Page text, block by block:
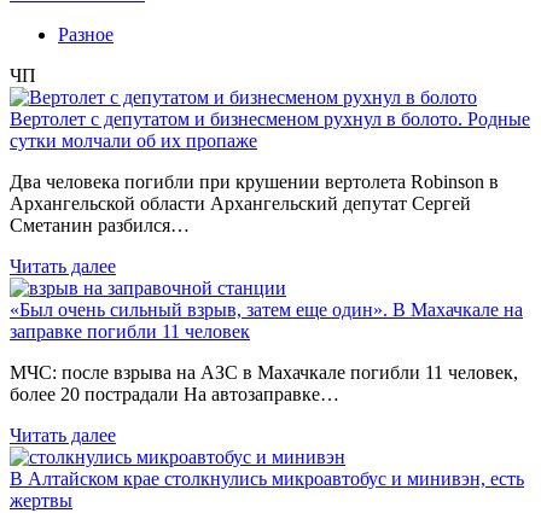
Разное
ЧП
Вертолет с депутатом и бизнесменом рухнул в болото. Родные
сутки молчали об их пропаже
Два человека погибли при крушении вертолета Robinson в
Архангельской области Архангельский депутат Сергей
Сметанин разбился…
Читать далее
«Был очень сильный взрыв, затем еще один». В Махачкале на
заправке погибли 11 человек
МЧС: после взрыва на АЗС в Махачкале погибли 11 человек,
более 20 пострадали На автозаправке…
Читать далее
В Алтайском крае столкнулись микроавтобус и минивэн, есть
жертвы